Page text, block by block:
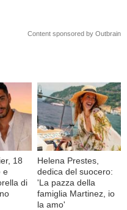
Content sponsored by Outbrain
18
e
di
Helena Prestes,
dedica del suocero:
'La pazza della
famiglia Martinez, io
la amo'